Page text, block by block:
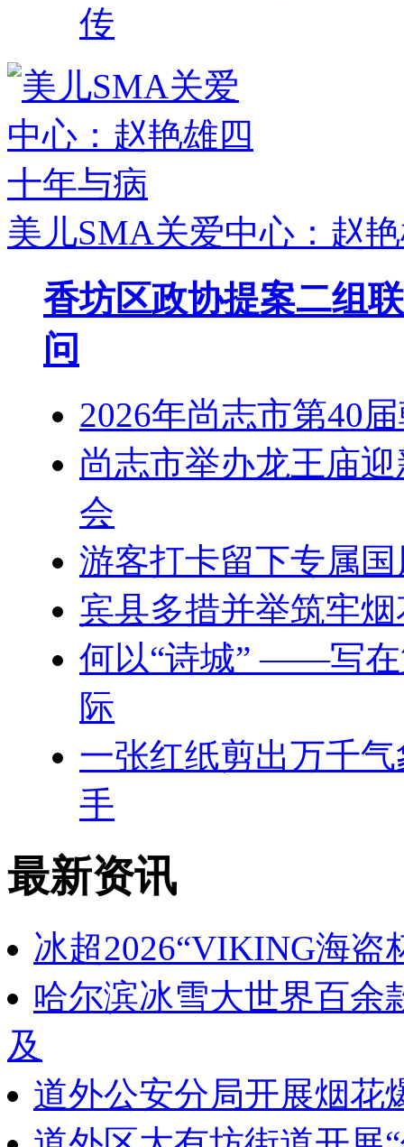
传
美儿SMA关爱中心：赵
香坊区政协提案二组
问
2026年尚志市第40
尚志市举办龙王庙
会
游客打卡留下专属
宾县多措并举筑牢
何以“诗城” ——写在
际
一张红纸剪出万千
手
最新资讯
冰超2026“VIKING海盗
哈尔滨冰雪大世界百余
及
道外公安分局开展烟花